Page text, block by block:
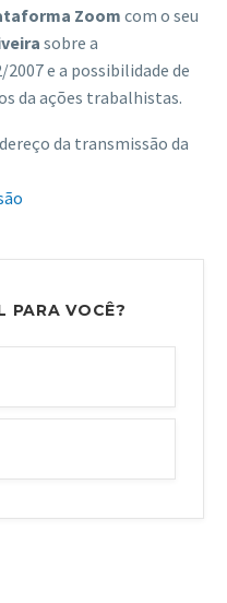
Zoom com o seu
sobre a
e a possibilidade de
da ações trabalhistas.
da transmissão da
PARA VOCÊ?